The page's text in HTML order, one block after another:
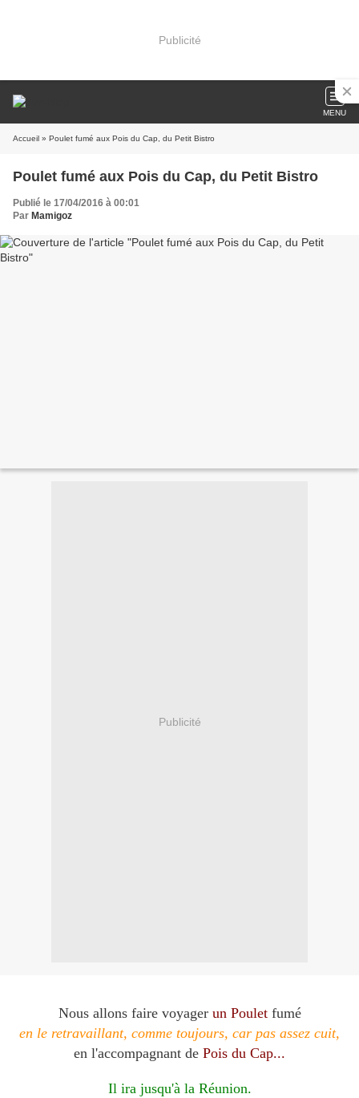
Publicité
MENU
Accueil » Poulet fumé aux Pois du Cap, du Petit Bistro
Poulet fumé aux Pois du Cap, du Petit Bistro
Publié le 17/04/2016 à 00:01
Par Mamigoz
Publicité
Nous allons faire voyagerun Poulet fumé
en le retravaillant, comme toujours, car pas assez cuit,
en l'accompagnant de Pois du Cap...
Il ira jusqu'à la Réunion.